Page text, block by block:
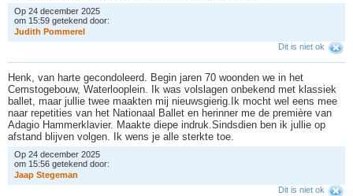
Op 24 december 2025
om 15:59 getekend door:
Judith Pommerel
Dit is niet ok
Henk, van harte gecondoleerd. Begin jaren 70 woonden we in het
Cemstogebouw, Waterlooplein. Ik was volslagen onbekend met klassiek
ballet, maar jullie twee maakten mij nieuwsgierig.Ik mocht wel eens mee
naar repetities van het Nationaal Ballet en herinner me de première van
Adagio Hammerklavier. Maakte diepe indruk.Sindsdien ben ik jullie op
afstand blijven volgen. Ik wens je alle sterkte toe.
Op 24 december 2025
om 15:56 getekend door:
Jaap Stegeman
Dit is niet ok